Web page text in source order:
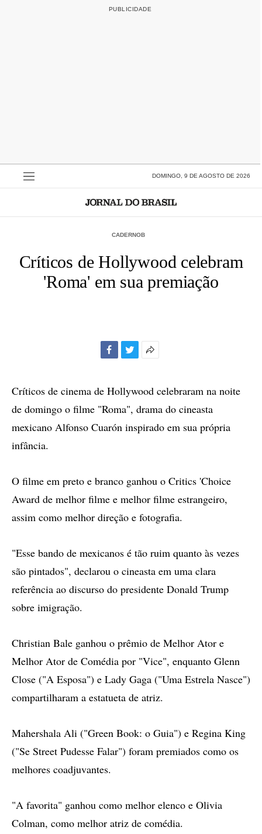
DOMINGO, 9 DE AGOSTO DE 2026
CADERNOB
Críticos de Hollywood celebram
'Roma' em sua premiação
compartilhamento
Críticos de cinema de Hollywood celebraram na noite
de domingo o filme "Roma", drama do cineasta
mexicano Alfonso Cuarón inspirado em sua própria
infância.
O filme em preto e branco ganhou o Critics 'Choice
Award de melhor filme e melhor filme estrangeiro,
assim como melhor direção e fotografia.
"Esse bando de mexicanos é tão ruim quanto às vezes
são pintados", declarou o cineasta em uma clara
referência ao discurso do presidente Donald Trump
sobre imigração.
Christian Bale ganhou o prêmio de Melhor Ator e
Melhor Ator de Comédia por "Vice", enquanto Glenn
Close ("A Esposa") e Lady Gaga ("Uma Estrela Nasce")
compartilharam a estatueta de atriz.
Mahershala Ali ("Green Book: o Guia") e Regina King
("Se Street Pudesse Falar") foram premiados como os
melhores coadjuvantes.
"A favorita" ganhou como melhor elenco e Olivia
Colman, como melhor atriz de comédia.